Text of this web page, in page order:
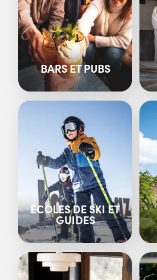
BARS ET PUBS
ÉCOLES DE SKI ET
GUIDES